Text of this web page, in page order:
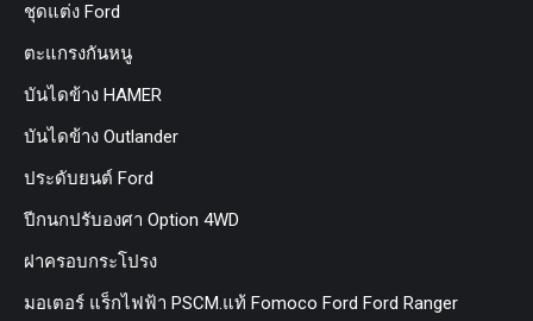
ชุดแต่ง Ford
ตะแกรงกันหนู
บันไดข้าง HAMER
บันไดข้าง Outlander
ประดับยนต์ Ford
ปีกนกปรับองศา Option 4WD
ฝาครอบกระโปรง
มอเตอร์ แร็กไฟฟ้า PSCM.แท้ Fomoco Ford Ford Ranger